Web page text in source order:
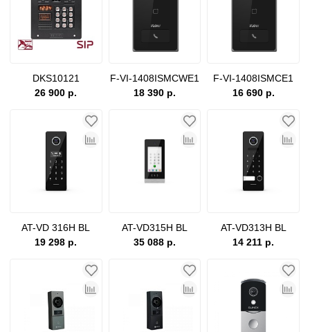
DKS10121
26 900 р.
F-VI-1408ISMCWE1
18 390 р.
F-VI-1408ISMCE1
16 690 р.
AT-VD 316H BL
19 298 р.
AT-VD315H BL
35 088 р.
AT-VD313H BL
14 211 р.